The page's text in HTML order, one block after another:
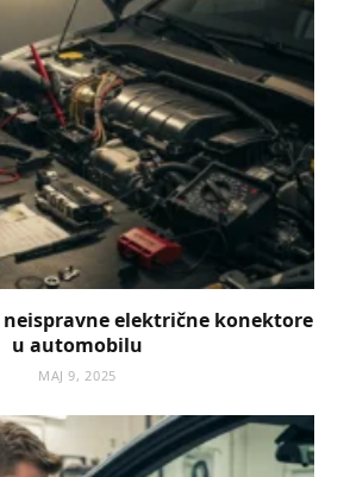
električne konektore
u automobilu
МАЈ 9, 2025